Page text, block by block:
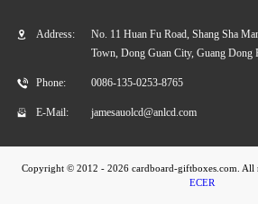
Address:
No. 11 Huan Fu Road, Shang Sha
Town, Dong Guan City, Guang Dong
Phone: 0086-135-0253-8765
E-Mail: jamesauolcd@anlcd.com
Copyright © 2012 - 2026 cardboard-giftboxes.com. All
ECER